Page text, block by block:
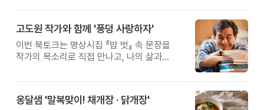
고도원 작가와 함께 '풍덩 사랑하자'
이번 북토크는 명상시집 『밥 벗』 속 문장을
작가의 목소리로 직접 만나고, 나의 삶과
옹달샘 '말복맞이! 채개장 · 닭개장'